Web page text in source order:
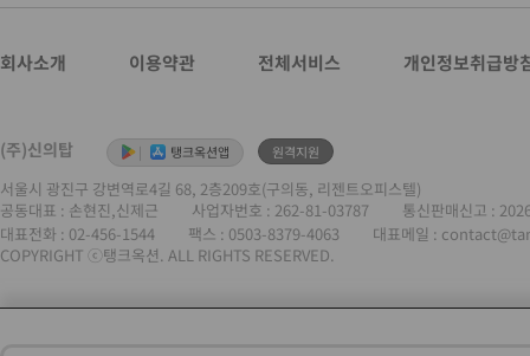
회사소개 이용약관 전체서비스 개인정보취급방
(주)신의탑 | 탱크옥션앱 원격지원
서울시 광진구 강변역로4길 68, 2층209호(구의동, 리젠트오피스텔)
공동대표 : 손현진,신제근
사업자번호 : 262-81-03787
통신판매신고 :
대표전화 : 02-456-1544 팩스 : 0503-8379-4063
대표메일 :
COPYRIGHT ⓒ탱크옥션. ALL RIGHTS RESERVED.